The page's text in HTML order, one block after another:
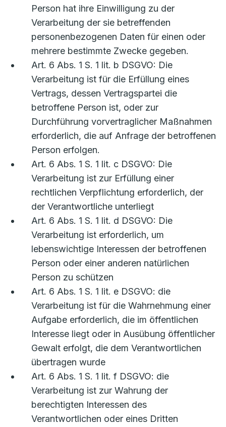
Person hat ihre Einwilligung zu der
Verarbeitung der sie betreffenden
personenbezogenen Daten für einen oder
mehrere bestimmte Zwecke gegeben.
Art. 6 Abs. 1 S. 1 lit. b DSGVO: Die
Verarbeitung ist für die Erfüllung eines
Vertrags, dessen Vertragspartei die
betroffene Person ist, oder zur
Durchführung vorvertraglicher Maßnahmen
erforderlich, die auf Anfrage der betroffenen
Person erfolgen.
Art. 6 Abs. 1 S. 1 lit. c DSGVO: Die
Verarbeitung ist zur Erfüllung einer
rechtlichen Verpflichtung erforderlich, der
der Verantwortliche unterliegt
Art. 6 Abs. 1 S. 1 lit. d DSGVO: Die
Verarbeitung ist erforderlich, um
lebenswichtige Interessen der betroffenen
Person oder einer anderen natürlichen
Person zu schützen
Art. 6 Abs. 1 S. 1 lit. e DSGVO: die
Verarbeitung ist für die Wahrnehmung einer
Aufgabe erforderlich, die im öffentlichen
Interesse liegt oder in Ausübung öffentlicher
Gewalt erfolgt, die dem Verantwortlichen
übertragen wurde
Art. 6 Abs. 1 S. 1 lit. f DSGVO: die
Verarbeitung ist zur Wahrung der
berechtigten Interessen des
Verantwortlichen oder eines Dritten